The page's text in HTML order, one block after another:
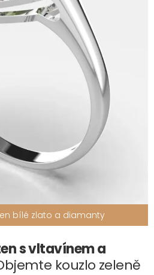
bílé zlato a diamanty
s vltavínem a
kouzlo zeleně